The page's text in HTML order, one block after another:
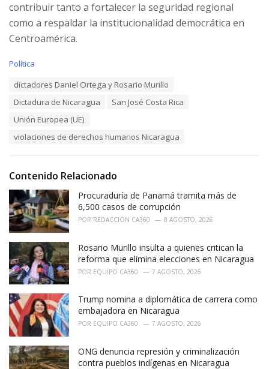
contribuir tanto a fortalecer la seguridad regional
como a respaldar la institucionalidad democrática en
Centroamérica.
C
:
Política
dictadores Daniel Ortega y Rosario Murillo
Dictadura de Nicaragua
San José Costa Rica
Unión Europea (UE)
violaciones de derechos humanos Nicaragua
Contenido Relacionado
Procuraduría de Panamá tramita más de
6,500 casos de corrupción
POR REDACCIÓN CA360 8 AGOSTO, 2026
Rosario Murillo insulta a quienes critican la
reforma que elimina elecciones en Nicaragua
POR EQUIPO CA360 7 AGOSTO, 2026
Trump nomina a diplomática de carrera como
embajadora en Nicaragua
POR EQUIPO CA360 7 AGOSTO, 2026
ONG denuncia represión y criminalización
contra pueblos indígenas en Nicaragua